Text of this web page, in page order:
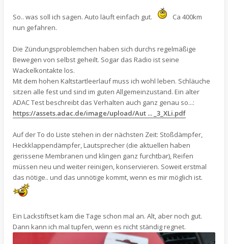
So.. was soll ich sagen. Auto läuft einfach gut.
Ca 400km
nun gefahren.
Die Zündungsproblemchen haben sich durchs regelmäßige
Bewegen von selbst geheilt. Sogar das Radio ist seine
Wackelkontakte los.
Mit dem hohen Kaltstartleerlauf muss ich wohl leben. Schläuche
sitzen alle fest und sind im guten Allgemeinzustand. Ein alter
ADAC Test beschreibt das Verhalten auch ganz genau so...:
https://assets.adac.de/image/upload/Aut ... _3_XLi.pdf
Auf der To do Liste stehen in der nächsten Zeit: Stoßdämpfer,
Heckklappendämpfer, Lautsprecher (die aktuellen haben
gerissene Membranen und klingen ganz furchtbar), Reifen
müssen neu und weiter reinigen, konservieren. Soweit erstmal
das nötige.. und das unnötige kommt, wenn es mir möglich ist.
Ein Lackstiftset kam die Tage schon mal an. Alt, aber noch gut.
Dann kann ich mal tupfen, wenn es nicht ständig regnet.